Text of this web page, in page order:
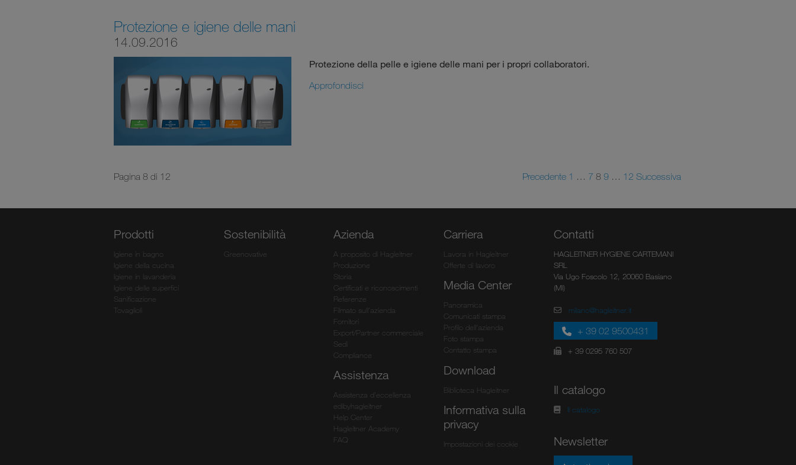
Protezione e igiene delle mani
14.09.2016
Protezione della pelle e igiene delle mani per i propri collaboratori.
Approfondisci
Pagina 8 di 12 Precedente 1 … 7 8 9 … 12 Successiva
Prodotti
Igiene in bagno
Igiene della cucina
Igiene in lavanderia
Igiene delle superfici
Sanificazione
Tovaglioli
Sostenibilità
Greenovative
Azienda
A proposito di Hagleitner
Produzione
Storia
Certificati e riconoscimenti
Referenze
Filmato sull’azienda
Fornitori
Export/Partner commerciale
Sedi
Compliance
Assistenza
Assistenza d’eccellenza
edibyhagleitner
Help Center
Hagleitner Academy
FAQ
Carriera
Lavora in Hagleitner
Offerte di lavoro
Media Center
Panoramica
Comunicati stampa
Profilo dell'azienda
Foto stampa
Contatto stampa
Download
Biblioteca Hagleitner
Informativa sulla
privacy
Impostazioni dei cookie
Contatti
HAGLEITNER HYGIENE CARTEMANI
SRL
Via Ugo Foscolo 12, 20060 Basiano
(MI)
milano@hagleitner.it
+ 39 02 9500431
+ 39 0295 760 507
Il catalogo
Il catalogo
Newsletter